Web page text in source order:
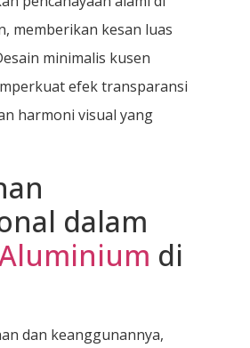
memberikan kesan luas
minimalis kusen
efek transparansi
harmoni visual yang
dalam
di
dan keanggunannya,